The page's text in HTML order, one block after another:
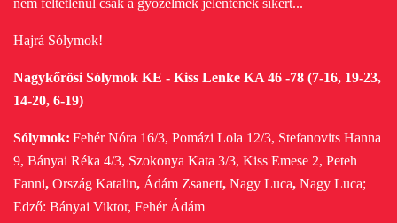
nem feltétlenül csak a győzelmek jelentenek sikert...
Hajrá Sólymok!
Nagykőrösi Sólymok KE - Kiss Lenke KA 46 -78 (7-16, 19-23,
14-20, 6-19)
Sólymok: Fehér Nóra 16/3, Pomázi Lola 12/3, Stefanovits Hanna
9, Bányai Réka 4/3, Szokonya Kata 3/3, Kiss Emese 2, Peteh
Fanni, Ország Katalin, Ádám Zsanett, Nagy Luca, Nagy Luca;
Edző: Bányai Viktor, Fehér Ádám